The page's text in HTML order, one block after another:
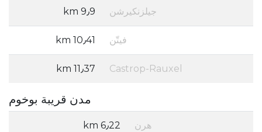
جيلزنكيرشن 9٫9 km
فيتّن 10٫41 km
Castrop-Rauxel 11٫37 km
مدن قريبة بوخوم
هرن 6٫22 km